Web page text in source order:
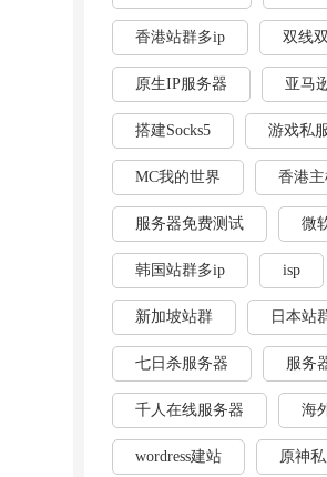
香港站群多ip 双线
原生IP服务器 亚马
搭建Socks5 游戏私
MC我的世界 香港
服务器免费测试 微
韩国站群多ip isp
新加坡站群 日本站
七日杀服务器 服务
千人在线服务器 海
wordress建站 原神